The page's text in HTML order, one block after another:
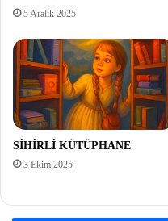
5 Aralık 2025
SİHİRLİ KÜTÜPHANE
3 Ekim 2025